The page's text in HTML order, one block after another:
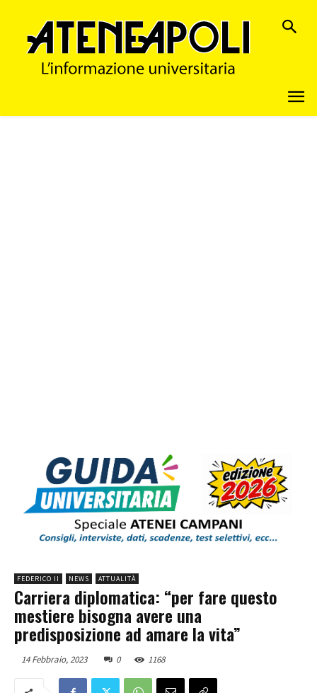
FEDERICO II NEWS ATTUALITÀ
Carriera diplomatica: “per fare questo
mestiere bisogna avere una
predisposizione ad amare la vita”
14 Febbraio, 2023 0 1168